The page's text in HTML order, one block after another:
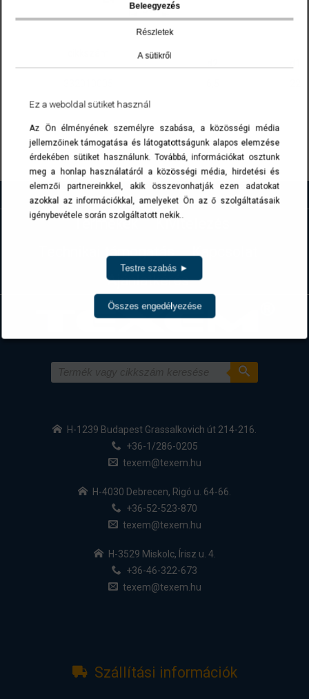
A cikkszámokra kattintva a termék(ek) az ajánlatkérés menüben
Vissza
Termékek
Kivitelezés
Technikai támogatás
Kapcsolat
Ajánlatkérés
H-1239 Budapest Grassalkovich út 214-216.
+36-1/286-0205
texem@texem.hu
H-4030 Debrecen, Rigó u. 64-66.
+36-52-523-870
texem@texem.hu
H-3529 Miskolc, Írisz u. 4.
+36-46-322-673
texem@texem.hu
Szállítási információk
Beleegyezés
Részletek
A sütikről
Ez a weboldal sütiket használ
Az Ön élményének személyre szabása, a közösségi média
jellemzőinek támogatása és látogatottságunk alapos elemzése
érdekében sütiket használunk. Továbbá, információkat osztunk
meg a honlap használatáról a közösségi média, hirdetési és
elemzői partnereinkkel, akik összevonhatják ezen adatokat
azokkal az információkkal, amelyeket Ön az ő szolgáltatásaik
igénybevétele során szolgáltatott nekik..
Testre szabás ►
Összes engedélyezése